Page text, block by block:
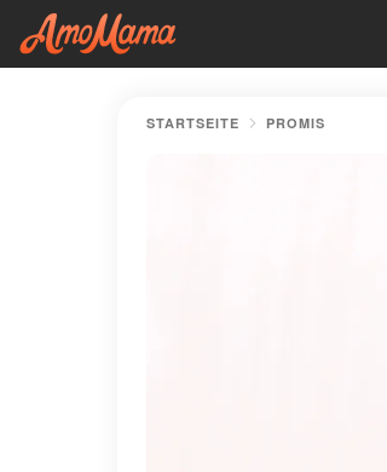
STARTSEITE PROMIS